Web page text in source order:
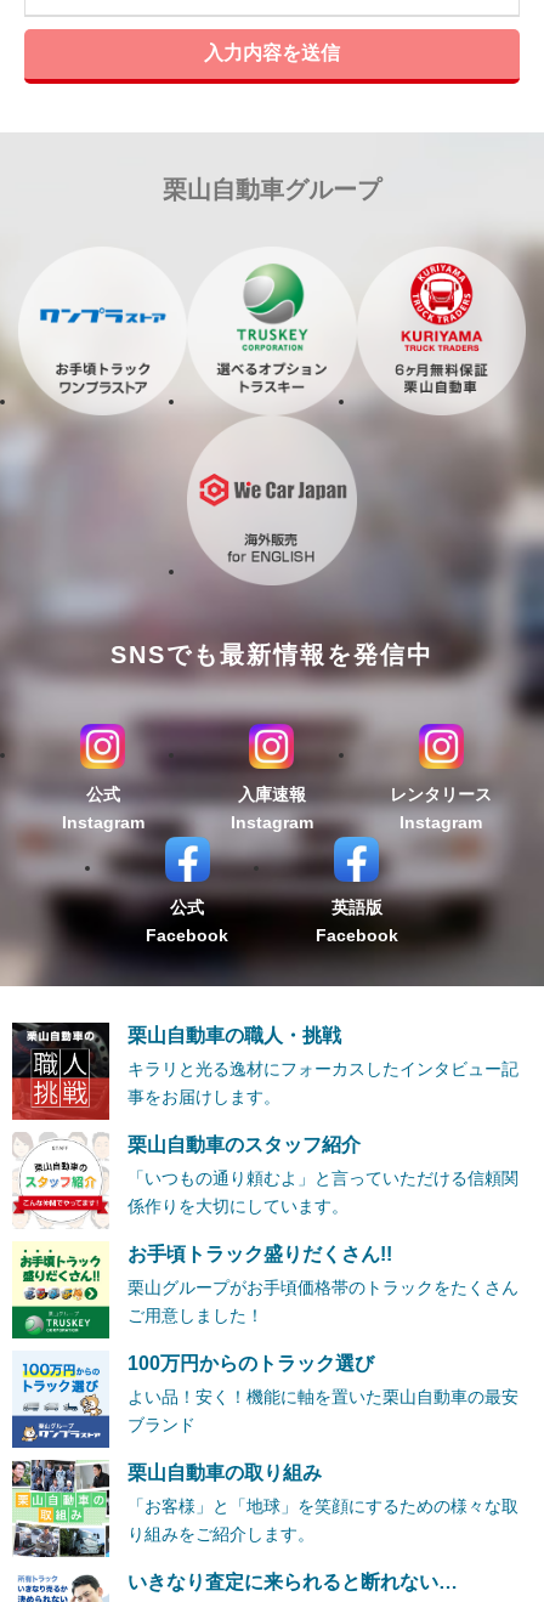
入力内容を送信
栗山自動車グループ
SNSでも最新情報を発信中
公式
Instagram
入庫速報
Instagram
レンタリース
Instagram
公式
Facebook
英語版
Facebook
栗山自動車の職人・挑戦
キラリと光る逸材にフォーカスしたインタビュー記
事をお届けします。
栗山自動車のスタッフ紹介
「いつもの通り頼むよ」と言っていただける信頼関
係作りを大切にしています。
お手頃トラック盛りだくさん!!
栗山グループがお手頃価格帯のトラックをたくさん
ご用意しました！
100万円からのトラック選び
よい品！安く！機能に軸を置いた栗山自動車の最安
ブランド
栗山自動車の取り組み
「お客様」と「地球」を笑顔にするための様々な取
り組みをご紹介します。
いきなり査定に来られると断れない…